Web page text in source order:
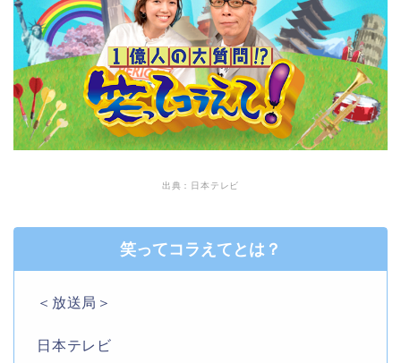
出典：日本テレビ
笑ってコラえてとは？
＜放送局＞
日本テレビ